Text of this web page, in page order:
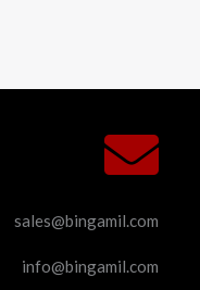
sales@bingamil.com
info@bingamil.com